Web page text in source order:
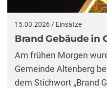
15.03.2026 / Einsätze
Brand Gebäude in
Am frühen Morgen
Gemeinde Altenberg
dem Stichwort „Brand